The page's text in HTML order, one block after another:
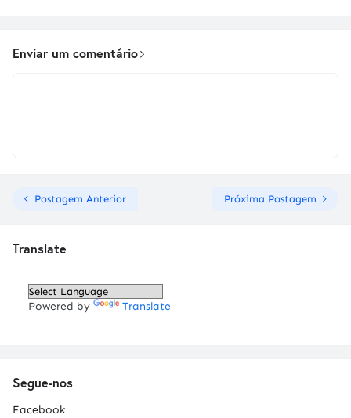
Enviar um comentário
Postagem Anterior Próxima Postagem
Translate
Powered by Translate
Segue-nos
Facebook